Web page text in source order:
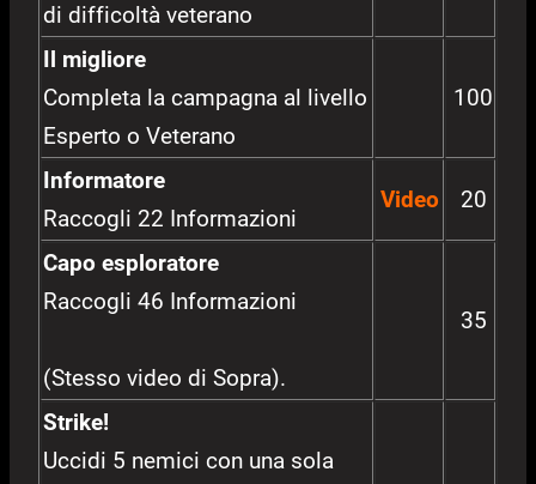
di difficoltà veterano
Il migliore
Completa la campagna al livello
Esperto o Veterano
100
Informatore
Raccogli 22 Informazioni
Video 20
Capo esploratore
Raccogli 46 Informazioni
(Stesso video di Sopra).
35
Strike!
Uccidi 5 nemici con una sola